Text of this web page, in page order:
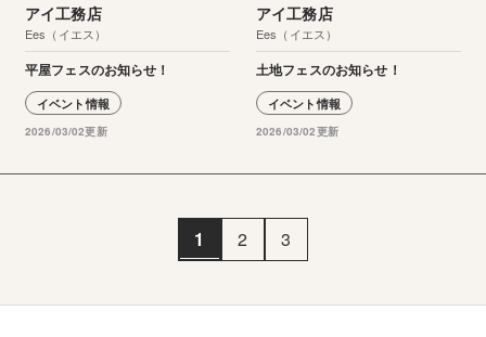
アイ工務店
Ees（イエス）
平屋フェスのお知らせ！
イベント情報
2026/03/02更新
アイ工務店
Ees（イエス）
土地フェスのお知らせ！
イベント情報
2026/03/02更新
1 2 3